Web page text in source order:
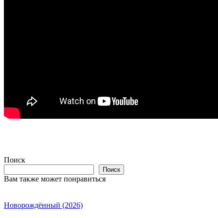
Поиск
Поиск
Вам также может понравиться
Новорождённый (2026)